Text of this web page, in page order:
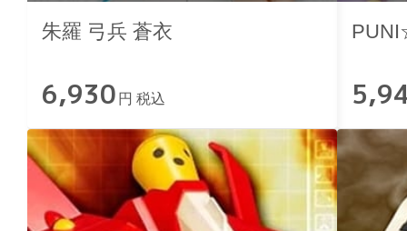
朱羅 弓兵 蒼衣
6,930 円 税込